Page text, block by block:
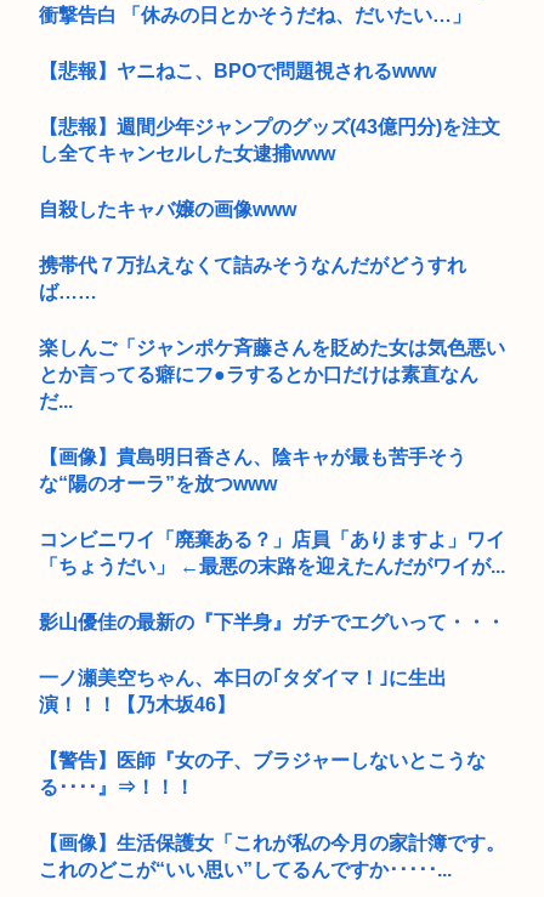
衝撃告白 「休みの日とかそうだね、だいたい…」
【悲報】ヤニねこ、BPOで問題視されるwww
【悲報】週間少年ジャンプのグッズ(43億円分)を注文
し全てキャンセルした女逮捕www
自殺したキャバ嬢の画像www
携帯代７万払えなくて詰みそうなんだがどうすれ
ば……
楽しんご「ジャンポケ斉藤さんを貶めた女は気色悪い
とか言ってる癖にフ●ラするとか口だけは素直なん
だ...
【画像】貴島明日香さん、陰キャが最も苦手そう
な“陽のオーラ”を放つwww
コンビニワイ「廃棄ある？」店員「ありますよ」ワイ
「ちょうだい」 ←最悪の末路を迎えたんだがワイが...
影山優佳の最新の『下半身』ガチでエグいって・・・
一ノ瀬美空ちゃん、本日の｢タダイマ！｣に生出
演！！！【乃木坂46】
【警告】医師『女の子、ブラジャーしないとこうな
る････』⇒！！！
【画像】生活保護女「これが私の今月の家計簿です。
これのどこが“いい思い”してるんですか･････...